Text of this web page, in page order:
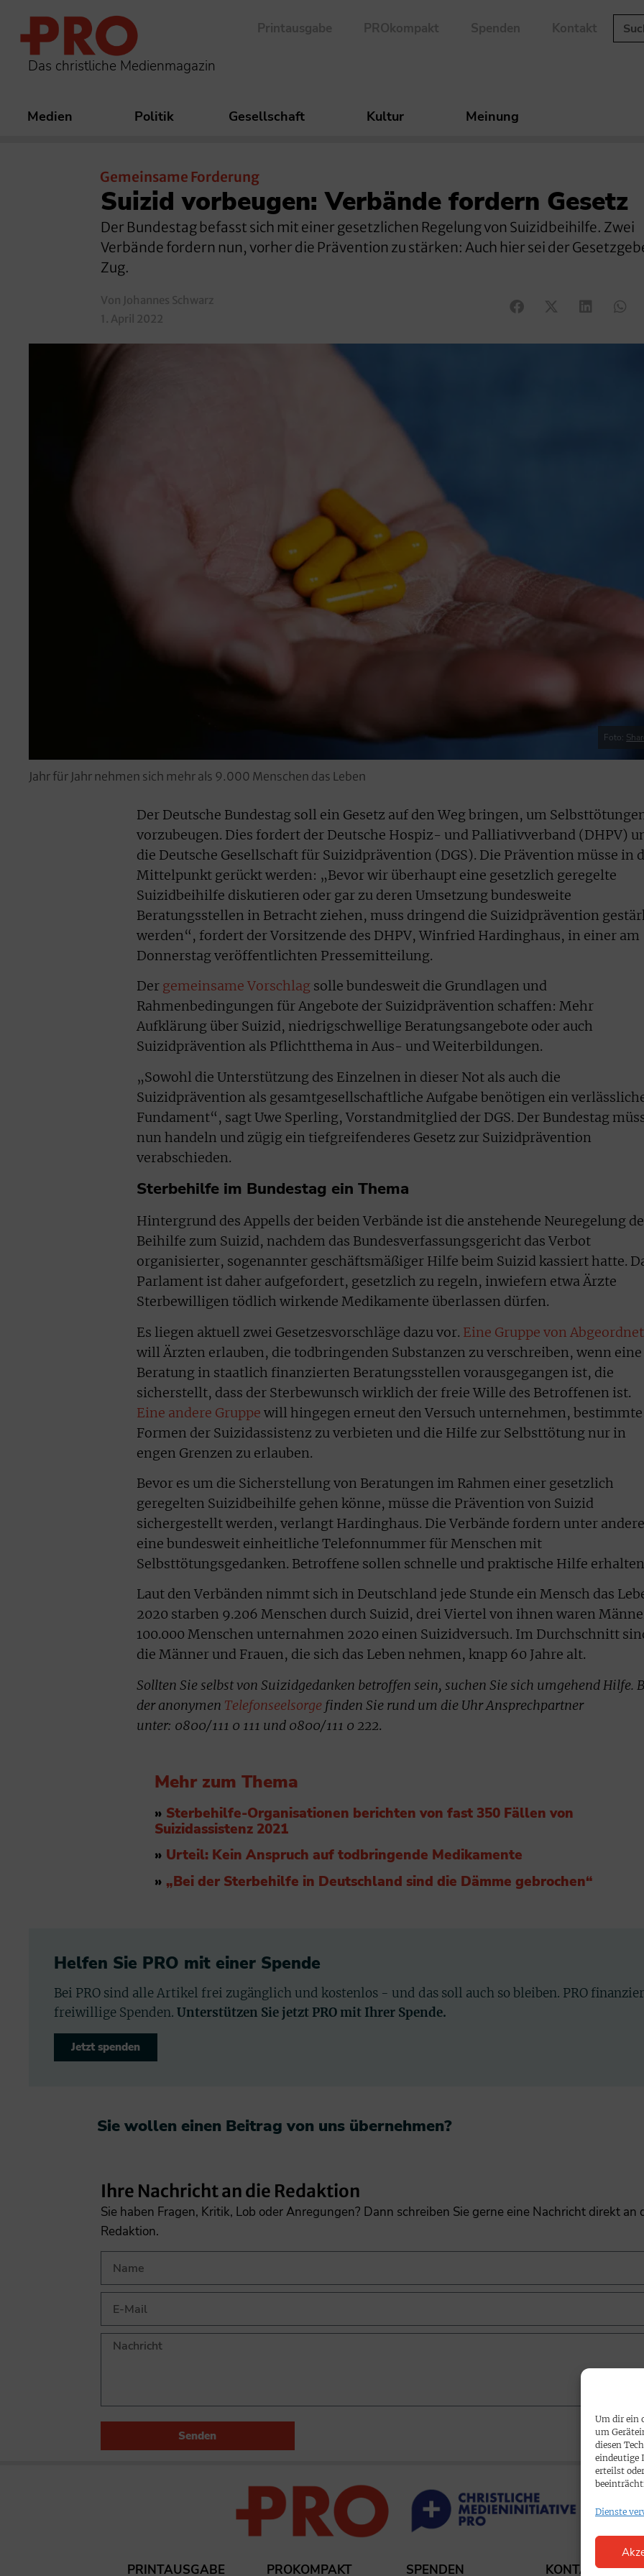
Um dir ein
um
diesen
eindeutige
erteilst
Dienste
Das christliche Medienmagazin
Printausgabe PROkompakt Spenden Kontakt
Medien Politik Gesellschaft Kultur Meinung
Gemeinsame Forderung
Suizid vorbeugen: Verbände fordern Gesetz
Der Bundestag befasst sich mit einer gesetzlichen Regelung von Suizidbeihilfe. Zwei
Verbände fordern nun, vorher die Prävention zu stärken: Auch hier sei der
Zug.
Von Johannes Schwarz
1. April 2022
Foto:
Jahr für Jahr nehmen sich mehr als 9.000 Menschen das Leben
Der Deutsche Bundestag soll ein Gesetz auf den Weg bringen, um
vorzubeugen. Dies fordert der Deutsche Hospiz- und Palliativverband (DHPV)
die Deutsche Gesellschaft für Suizidprävention (DGS). Die Prävention müsse in
Mittelpunkt gerückt werden: „Bevor wir überhaupt eine gesetzlich geregelte
Suizidbeihilfe diskutieren oder gar zu deren Umsetzung bundesweite
Beratungsstellen in Betracht ziehen, muss dringend die Suizidprävention
werden“, fordert der Vorsitzende des DHPV, Winfried Hardinghaus, in einer am
Donnerstag veröffentlichten Pressemitteilung.
Der gemeinsame Vorschlag solle bundesweit die Grundlagen und
Rahmenbedingungen für Angebote der Suizidprävention schaffen: Mehr
Aufklärung über Suizid, niedrigschwellige Beratungsangebote oder auch
Suizidprävention als Pflichtthema in Aus- und Weiterbildungen.
„Sowohl die Unterstützung des Einzelnen in dieser Not als auch die
Suizidprävention als gesamtgesellschaftliche Aufgabe benötigen ein
Fundament“, sagt Uwe Sperling, Vorstandmitglied der DGS. Der Bundestag
nun handeln und zügig ein tiefgreifenderes Gesetz zur Suizidprävention
verabschieden.
Sterbehilfe im Bundestag ein Thema
Hintergrund des Appells der beiden Verbände ist die anstehende Neuregelung
Beihilfe zum Suizid, nachdem das Bundesverfassungsgericht das Verbot
organisierter, sogenannter geschäftsmäßiger Hilfe beim Suizid kassiert hatte.
Parlament ist daher aufgefordert, gesetzlich zu regeln, inwiefern etwa Ärzte
Sterbewilligen tödlich wirkende Medikamente überlassen dürfen.
Es liegen aktuell zwei Gesetzesvorschläge dazu vor. Eine Gruppe von
will Ärzten erlauben, die todbringenden Substanzen zu verschreiben, wenn eine
Beratung in staatlich finanzierten Beratungsstellen vorausgegangen ist, die
sicherstellt, dass der Sterbewunsch wirklich der freie Wille des Betroffenen ist.
Eine andere Gruppe will hingegen erneut den Versuch unternehmen, bestimmte
Formen der Suizidassistenz zu verbieten und die Hilfe zur Selbsttötung nur in
engen Grenzen zu erlauben.
Bevor es um die Sicherstellung von Beratungen im Rahmen einer gesetzlich
geregelten Suizidbeihilfe gehen könne, müsse die Prävention von Suizid
sichergestellt werden, verlangt Hardinghaus. Die Verbände fordern unter
eine bundesweit einheitliche Telefonnummer für Menschen mit
Selbsttötungsgedanken. Betroffene sollen schnelle und praktische Hilfe
Laut den Verbänden nimmt sich in Deutschland jede Stunde ein Mensch das
2020 starben 9.206 Menschen durch Suizid, drei Viertel von ihnen waren
100.000 Menschen unternahmen 2020 einen Suizidversuch. Im Durchschnitt
die Männer und Frauen, die sich das Leben nehmen, knapp 60 Jahre alt.
Sollten Sie selbst von Suizidgedanken betroffen sein, suchen Sie sich umgehend Hilfe.
der anonymen Telefonseelsorge finden Sie rund um die Uhr Ansprechpartner
unter: 0800/111 0 111 und 0800/111 0 222.
Mehr zum Thema
» Sterbehilfe-Organisationen berichten von fast 350 Fällen von
Suizidassistenz 2021
» Urteil: Kein Anspruch auf todbringende Medikamente
» „Bei der Sterbehilfe in Deutschland sind die Dämme gebrochen“
Helfen Sie PRO mit einer Spende
Bei PRO sind alle Artikel frei zugänglich und kostenlos - und das soll auch so bleiben. PRO
freiwillige Spenden. Unterstützen Sie jetzt PRO mit Ihrer Spende.
Jetzt spenden
Sie wollen einen Beitrag von uns übernehmen?​
Ihre Nachricht an die Redaktion
Sie haben Fragen, Kritik, Lob oder Anregungen? Dann schreiben Sie gerne eine Nachricht direkt an
Redaktion.
Senden
PRINTAUSGABE PROKOMPAKT SPENDEN KONTAKT